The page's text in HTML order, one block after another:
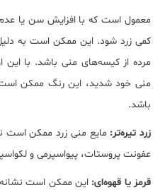
معمول است که با افزایش سن یا
کمی زرد شود. این ممکن است به
مرده از کیسه‌های منی باشد. با این
منی خود شدید، این رنگ ممکن
باشد.
زرد تیره‌تر: مایع منی زرد ممکن است
عفونت پروستات، پیواسپرمی و
قرمز یا قهوه‌ای: این ممکن است